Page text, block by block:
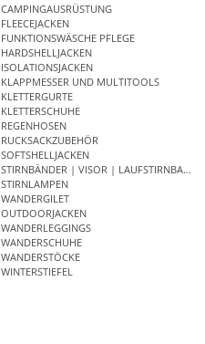
CAMPINGAUSRÜSTUNG
FLEECEJACKEN
FUNKTIONSWÄSCHE PFLEGE
HARDSHELLJACKEN
ISOLATIONSJACKEN
KLAPPMESSER UND MULTITOOLS
KLETTERGURTE
KLETTERSCHUHE
REGENHOSEN
RUCKSACKZUBEHÖR
SOFTSHELLJACKEN
STIRNBÄNDER | VISOR | LAUFSTIRNBAND
STIRNLAMPEN
WANDERGILET
OUTDOORJACKEN
WANDERLEGGINGS
WANDERSCHUHE
WANDERSTÖCKE
WINTERSTIEFEL